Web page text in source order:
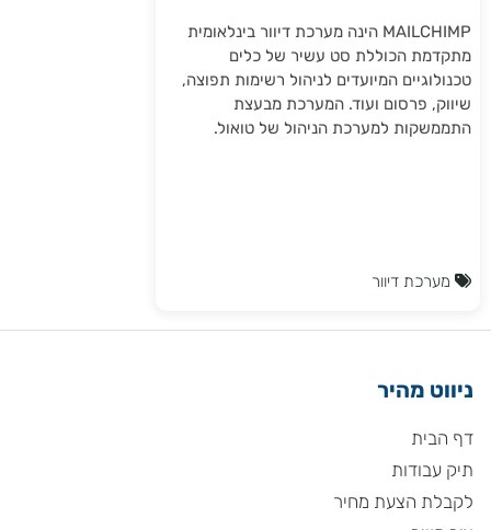
MAILCHIMP הינה מערכת דיוור בינלאומית
מתקדמת הכוללת סט עשיר של כלים
טכנולוגיים המיועדים לניהול רשימות תפוצה,
שיווק, פרסום ועוד. המערכת מבעצת
התממשקות למערכת הניהול של טואול.
מערכת דיוור
ניווט מהיר
דף הבית
תיק עבודות
לקבלת הצעת מחיר